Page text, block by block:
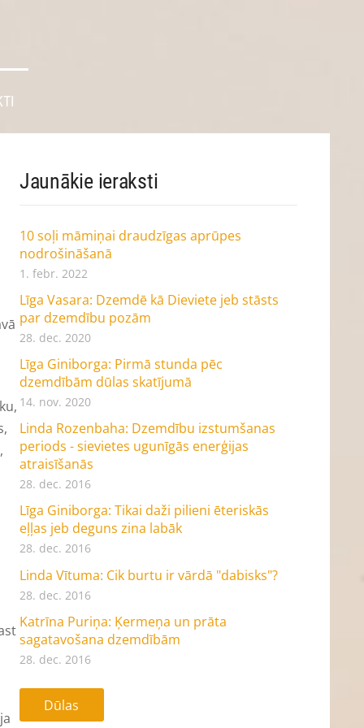
Jaunākie ieraksti
10 soļi māmiņai draudzīgas aprūpes
nodrošināšanā
1. febr. 2022
Līga Vasara: Dzemdē kā Dieviete jeb stāsts
par dzemdību pozām
28. dec. 2020
Līga Giniborga: Pirmā stunda pēc
dzemdībām dūlas skatījumā
14. nov. 2020
Linda Rozenbaha: Dzemdību izstumšanas
periods - sievietes ugunīgās enerģijas
atraisīšanās
28. dec. 2016
Līga Giniborga: Tikai daži pilieni ēteriskās
eļļas jeb deguns zina labāk
28. dec. 2016
Linda Vītuma: Cik burtu ir vārdā "dabisks"?
28. dec. 2016
Katrīna Puriņa: Ķermeņa un prāta
sagatavošana dzemdībām
28. dec. 2016
Dūlas